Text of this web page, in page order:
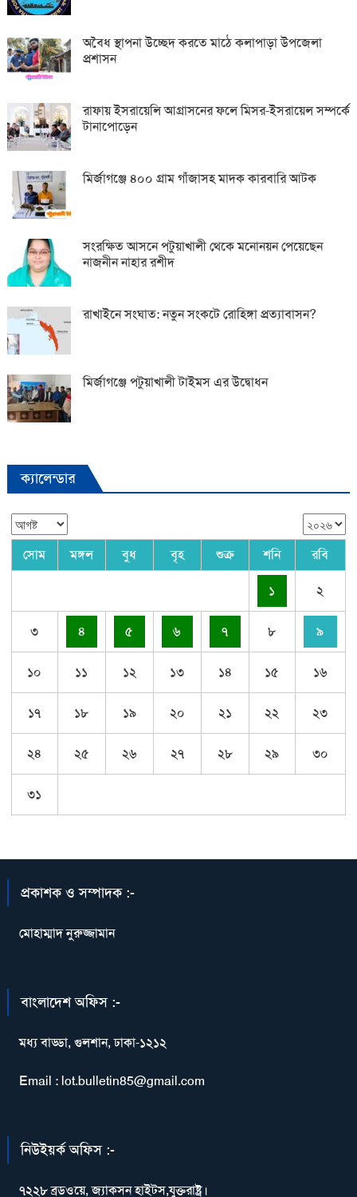
অবৈধ স্থাপনা উচ্ছেদ করতে মাঠে কলাপাড়া উপজেলা
প্রশাসন
রাফায় ইসরায়েলি আগ্রাসনের ফলে মিসর-ইসরায়েল সম্পর্কে
টানাপোড়েন
মির্জাগঞ্জে ৪০০ গ্রাম গাঁজাসহ মাদক কারবারি আটক
সংরক্ষিত আসনে পটুয়াখালী থেকে মনোনয়ন পেয়েছেন
নাজনীন নাহার রশীদ
রাখাইনে সংঘাত: নতুন সংকটে রোহিঙ্গা প্রত্যাবাসন?
মির্জাগঞ্জে পটুয়াখালী টাইমস এর উদ্বোধন
ক্যালেন্ডার
সোম মঙ্গল বুধ বৃহ শুক্র শনি রবি
১ ২
৩ ৪ ৫ ৬ ৭ ৮ ৯
১০ ১১ ১২ ১৩ ১৪ ১৫ ১৬
১৭ ১৮ ১৯ ২০ ২১ ২২ ২৩
২৪ ২৫ ২৬ ২৭ ২৮ ২৯ ৩০
৩১
প্রকাশক ও সম্পাদক :-
মোহাম্মাদ নুরুজ্জামান
বাংলাদেশ অফিস :-
মধ্য বাড্ডা, গুলশান, ঢাকা-১২১২
Email : lot.bulletin85@gmail.com
নিউইয়র্ক অফিস :-
৭২২৮ ব্রডওয়ে, জ্যাকসন হাইটস,যুক্তরাষ্ট্র।